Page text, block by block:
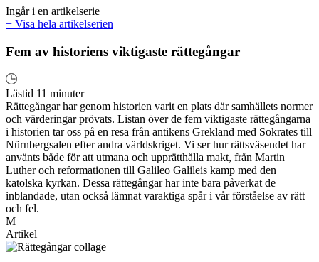
Ingår i en artikelserie
+ Visa hela artikelserien
Fem av historiens viktigaste rättegångar
Lästid 11 minuter
Rättegångar har genom historien varit en plats där samhällets normer
och värderingar prövats. Listan över de fem viktigaste rättegångarna
i historien tar oss på en resa från antikens Grekland med Sokrates till
Nürnbergsalen efter andra världskriget. Vi ser hur rättsväsendet har
använts både för att utmana och upprätthålla makt, från Martin
Luther och reformationen till Galileo Galileis kamp med den
katolska kyrkan. Dessa rättegångar har inte bara påverkat de
inblandade, utan också lämnat varaktiga spår i vår förståelse av rätt
och fel.
M
Artikel